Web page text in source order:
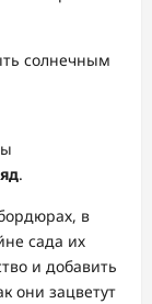
солнечным
.
в
сада их
и добавить
они зацветут